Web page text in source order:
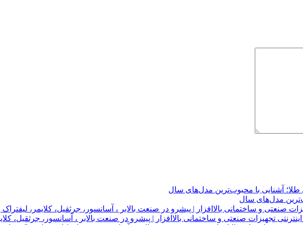
طلا؛ آشنایی با محبوب‌ترین مدل‌های سال
مدل‌های سال
صنعتی و ساختمانی بالاافزار | پیشرو در صنعت بالابر ، آسانسور، جرثقیل، کلایمر، لیفتراک
تجهیزات صنعتی و ساختمانی بالاافزار | پیشرو در صنعت بالابر ، آسانسور، جرثقیل،